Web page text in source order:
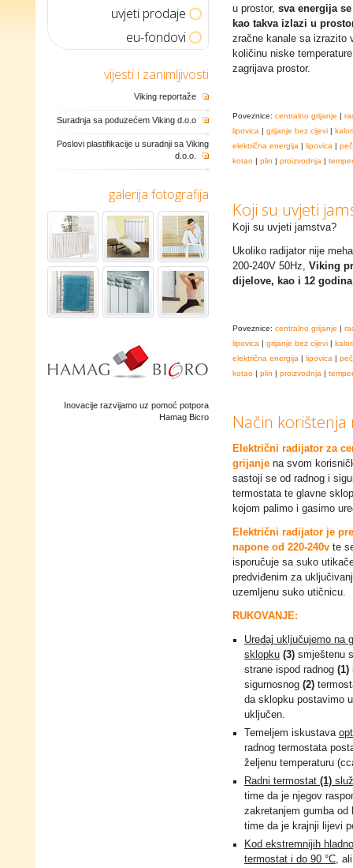
uvjeti prodaje
eu-fondovi
vijesti i zanimljivosti
Viking reportaže
Suradnja sa poduzećem Viking d.o.o
Poslovi plastifikacije u suradnji sa Viking
d.o.o.
galerija fotografija
Inovacije razvijamo uz pomoć potpora
Hamag Bicro
u prostor, sva energija
kao takva izlazi u
zračne kanale sa izrazito
količinu niske
zagrijava prostor.
Poveznice: centralno grijanje |
lipovica | grijanje bez cijevi |
električna energija | lipovica |
kotao | plin | proizvodnja |
Koji su uvjeti
Koji su uvjeti jamstva?
Ukoliko radijator nije
200-240V 50Hz, Viking
dijelove, kao i 12
Poveznice: centralno grijanje |
lipovica | grijanje bez cijevi |
električna energija | lipovica |
kotao | plin | proizvodnja |
Način
Električni radijator za
grijanje na svom
sastoji se od radnog i
termostata te glavne
kojom palimo i gasimo
Električni radijator je
napone od 220-240v te
isporučuje sa suko
predviđenim za
uzemljenu suko utičnicu.
RUKOVANJE:
Uređaj uključujemo na
sklopku (3) smještenu
strane ispod radnog (1)
sigurnosnog (2)
da sklopku postavimo
uključen.
Temeljem iskustava
radnog termostata
željenu temperaturu
Radni termostat (1)
time da je njegov
zakretanjem gumba
time da je krajnji lijevi
Kod ekstremnijih
termostat i do 90 °C,